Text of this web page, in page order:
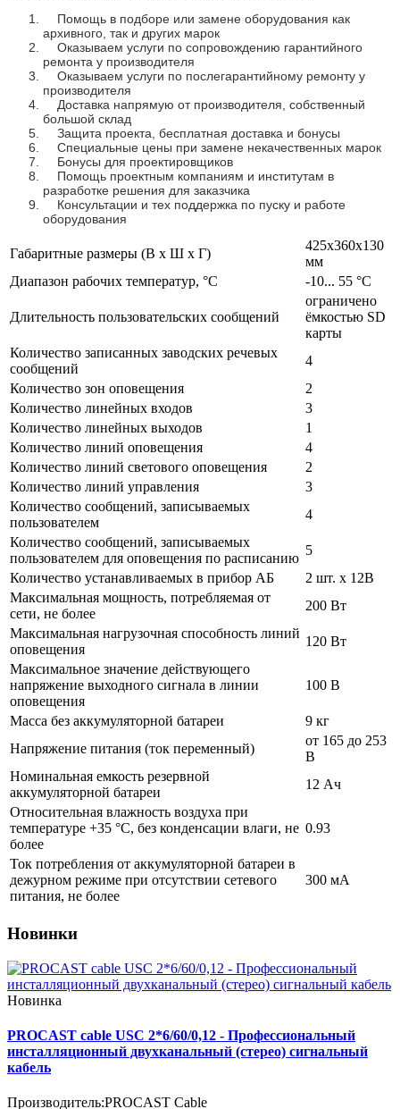
Помощь в подборе или замене оборудования как
архивного, так и других марок
Оказываем услуги по сопровождению гарантийного
ремонта у производителя
Оказываем услуги по послегарантийному ремонту у
производителя
Доставка напрямую от производителя, собственный
большой склад
Защита проекта, бесплатная доставка и бонусы
Специальные цены при замене некачественных марок
Бонусы для проектировщиков
Помощь проектным компаниям и институтам в
разработке решения для заказчика
Консультации и тех поддержка по пуску и работе
оборудования
Габаритные размеры (В х Ш х Г)
425x360x130
мм
Диапазон рабочих температур, °C
-10... 55 °С
Длительность пользовательских сообщений
ограничено
ёмкостью SD
карты
Количество записанных заводских речевых
сообщений
4
Количество зон оповещения
2
Количество линейных входов
3
Количество линейных выходов
1
Количество линий оповещения
4
Количество линий светового оповещения
2
Количество линий управления
3
Количество сообщений, записываемых
пользователем
4
Количество сообщений, записываемых
пользователем для оповещения по расписанию
5
Количество устанавливаемых в прибор АБ
2 шт. x 12В
Максимальная мощность, потребляемая от
сети, не более
200 Вт
Максимальная нагрузочная способность линий
оповещения
120 Вт
Максимальное значение действующего
напряжение выходного сигнала в линии
оповещения
100 В
Масса без аккумуляторной батареи
9 кг
Напряжение питания (ток переменный)
от 165 до 253
В
Номинальная емкость резервной
аккумуляторной батареи
12 Ач
Относительная влажность воздуха при
температуре +35 °С, без конденсации влаги, не
более
0.93
Ток потребления от аккумуляторной батареи в
дежурном режиме при отсутствии сетевого
питания, не более
300 мА
Новинки
Новинка
PROCAST cable USC 2*6/60/0,12 - Профессиональный
инсталляционный двухканальный (стерео) сигнальный
кабель
Производитель:PROCAST Cable